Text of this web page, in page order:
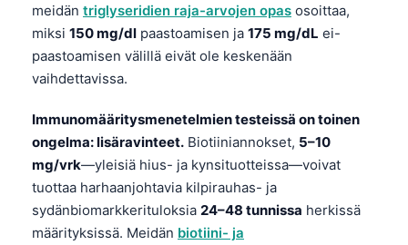
meidän triglyseridien raja-arvojen opas osoittaa,
miksi 150 mg/dl paastoamisen ja 175 mg/dL ei-
paastoamisen välillä eivät ole keskenään
vaihdettavissa.
Immunomääritysmenetelmien testeissä on toinen
ongelma: lisäravinteet. Biotiiniannokset, 5–10
mg/vrk—yleisiä hius- ja kynsituotteissa—voivat
tuottaa harhaanjohtavia kilpirauhas- ja
sydänbiomarkkerituloksia 24–48 tunnissa herkissä
määrityksissä. Meidän biotiini- ja